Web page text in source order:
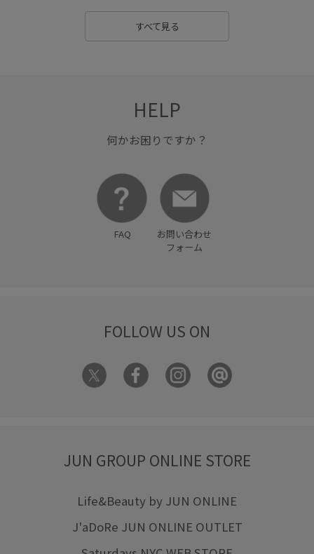
すべて見る
HELP
何かお困りですか？
FAQ
お問い合わせ
フォーム
FOLLOW US ON
JUN GROUP ONLINE STORE
Life&Beauty by JUN ONLINE
J'aDoRe JUN ONLINE OUTLET